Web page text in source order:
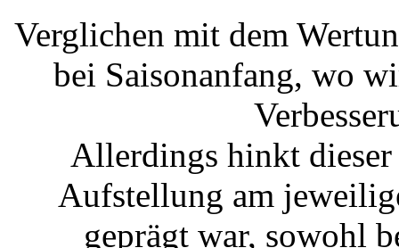
Verglichen mit dem
bei Saisonanfang, wo
Allerdings hinkt dieser
Aufstellung am
geprägt war, sowohl